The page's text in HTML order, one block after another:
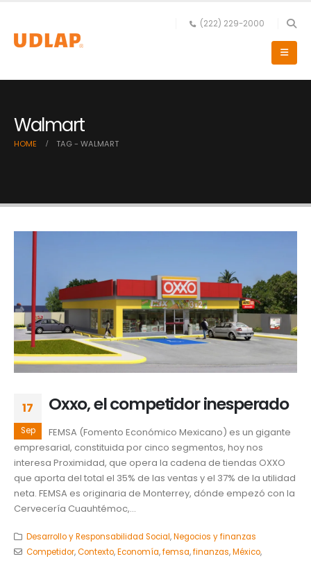
(222) 229-2000
Walmart
HOME TAG - WALMART
17
Sep
Oxxo, el competidor inesperado
FEMSA (Fomento Económico Mexicano) es un gigante
empresarial, constituida por cinco segmentos, hoy nos
interesa Proximidad, que opera la cadena de tiendas OXXO
que aporta del total el 35% de las ventas y el 37% de la utilidad
neta. FEMSA es originaria de Monterrey, dónde empezó con la
Cervecería Cuauhtémoc,...
Desarrollo y Responsabilidad Social,Negocios y finanzas
Competidor,Contexto,Economía,femsa,finanzas,México,